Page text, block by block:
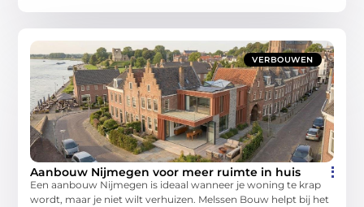
VERBOUWEN
Aanbouw Nijmegen voor meer ruimte in huis
Een aanbouw Nijmegen is ideaal wanneer je woning te krap
wordt, maar je niet wilt verhuizen. Melssen Bouw helpt bij het